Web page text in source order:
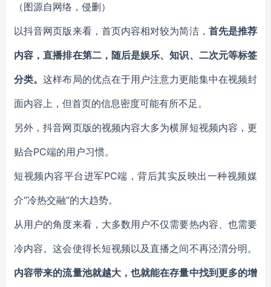
（图源自网络，侵删）
以抖音网页版来看，首页内容相对较为简洁， 首先是推荐
内容，直播排在第二，随后是娱乐、知识、二次元等标签
分类。这样布局的优点在于用户注意力更能集中在视频封
面内容上，但首页的信息密度可能有所不足。
另外，抖音网页版的视频内容大多为横屏短视频内容，更
贴合PC端的用户习惯。
短视频内容平台进军PC端，背后其实反映出一种视频媒
介“冷热交融”的大趋势。
从用户的角度来看，大多数用户不仅需要热内容、也需要
冷内容。这会使得长短视频以及直播之间不再泾渭分明。
内容带来的流量池就越大，也就能在存量中找到更多的增